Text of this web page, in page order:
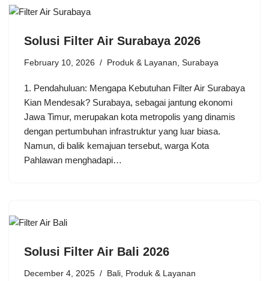
Solusi Filter Air Surabaya 2026
February 10, 2026 Produk & Layanan, Surabaya
1. Pendahuluan: Mengapa Kebutuhan Filter Air Surabaya
Kian Mendesak? Surabaya, sebagai jantung ekonomi
Jawa Timur, merupakan kota metropolis yang dinamis
dengan pertumbuhan infrastruktur yang luar biasa.
Namun, di balik kemajuan tersebut, warga Kota
Pahlawan menghadapi…
Solusi Filter Air Bali 2026
December 4, 2025 Bali, Produk & Layanan